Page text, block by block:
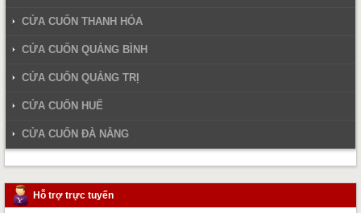
CỬA CUỐN THANH HÓA
CỬA CUỐN QUẢNG BÌNH
CỬA CUỐN QUẢNG TRỊ
CỬA CUỐN HUẾ
CỬA CUỐN ĐÀ NẴNG
Hỗ trợ trực tuyến